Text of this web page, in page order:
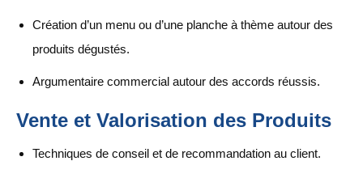
Création d’un menu ou d’une planche à thème autour des
produits dégustés.
Argumentaire commercial autour des accords réussis.
Vente et Valorisation des Produits
Techniques de conseil et de recommandation au client.